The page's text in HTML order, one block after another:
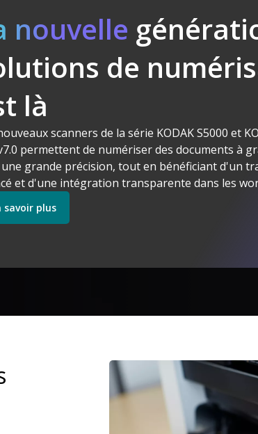
nouvelle
de
là
scanners de la série KODAK S5000 et
permettent de numériser des documents à
une grande précision, tout en bénéficiant d'un
et d'une intégration transparente dans les
savoir plus
Kodak Alaris Makes Sense
nos Logiciels Découvrez nos
nos Services
Image